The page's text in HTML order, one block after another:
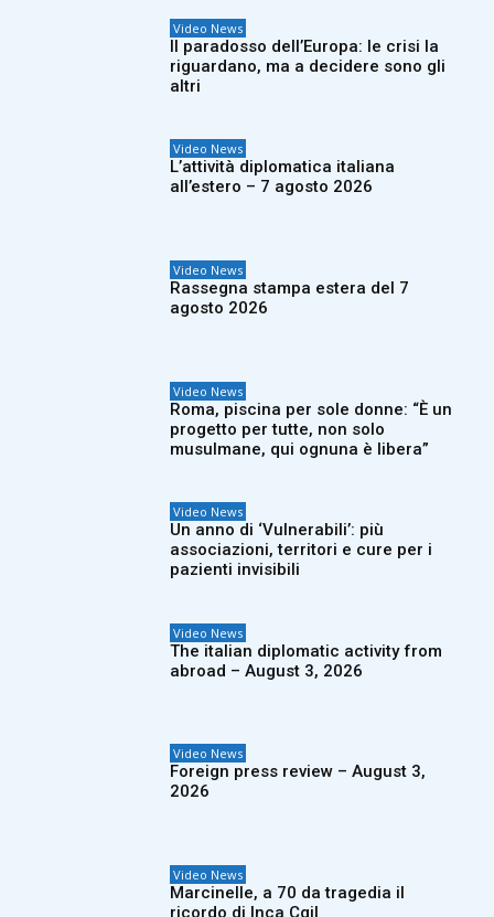
Video News
Il paradosso dell’Europa: le crisi la
riguardano, ma a decidere sono gli
altri
Video News
L’attività diplomatica italiana
all’estero – 7 agosto 2026
Video News
Rassegna stampa estera del 7
agosto 2026
Video News
Roma, piscina per sole donne: “È un
progetto per tutte, non solo
musulmane, qui ognuna è libera”
Video News
Un anno di ‘Vulnerabili’: più
associazioni, territori e cure per i
pazienti invisibili
Video News
The italian diplomatic activity from
abroad – August 3, 2026
Video News
Foreign press review – August 3,
2026
Video News
Marcinelle, a 70 da tragedia il
ricordo di Inca Cgil